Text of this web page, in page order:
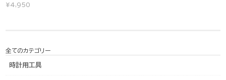
¥4,950
全てのカテゴリー
時計用工具